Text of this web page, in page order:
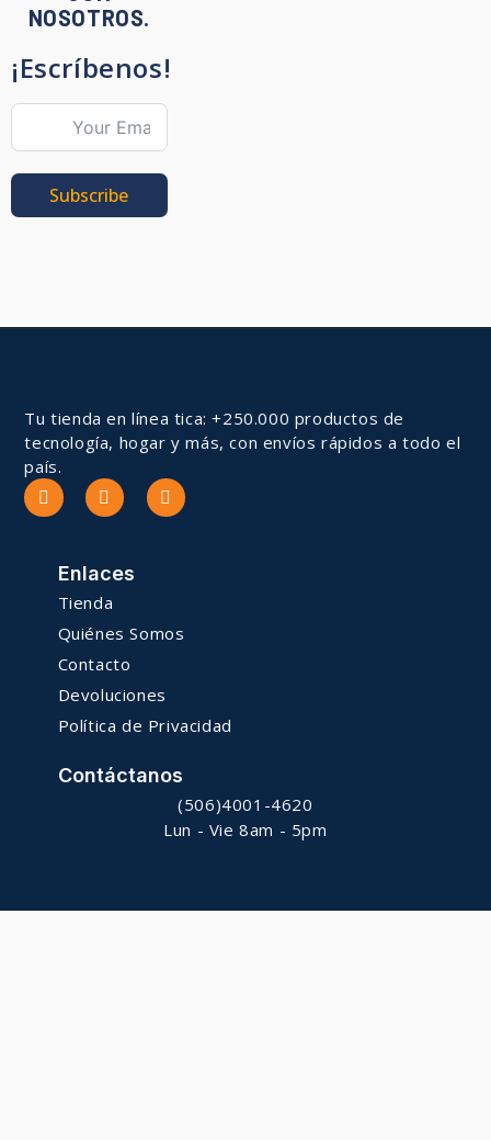
NOSOTROS.
¡Escríbenos!
Subscribe
Tu tienda en línea tica: +250.000 productos de
tecnología, hogar y más, con envíos rápidos a todo el
país.
Enlaces
Tienda
Quiénes Somos
Contacto
Devoluciones
Política de Privacidad
Contáctanos
(506)4001-4620
Lun - Vie 8am - 5pm